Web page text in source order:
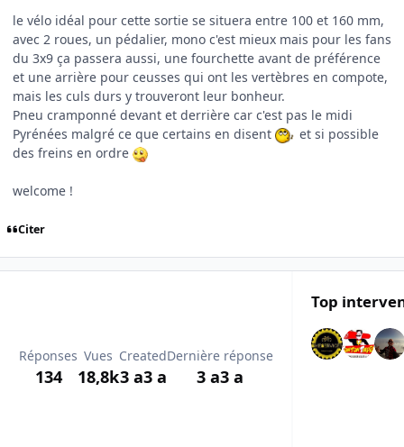
le vélo idéal pour cette sortie se situera entre 100 et 160 mm,
avec 2 roues, un pédalier, mono c'est mieux mais pour les fans
du 3x9 ça passera aussi, une fourchette avant de préférence
et une arrière pour ceusses qui ont les vertèbres en compote,
mais les culs durs y trouveront leur bonheur.
Pneu cramponné devant et derrière car c'est pas le midi
Pyrénées malgré ce que certains en disent
et si possible
des freins en ordre
welcome !
Citer
Réponses
134
Vues
18,8k
Created
3 a3 a
Dernière réponse
3 a3 a
Top